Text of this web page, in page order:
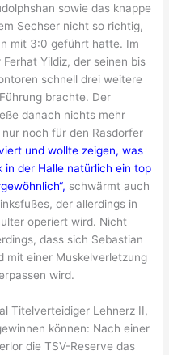
sowie das knappe
Sechser nicht so richtig,
mit 3:0 geführt hatte. Im
Yildiz, der seinen bis
schnell drei weitere
brachte. Der
danach nichts mehr
noch für den Rasdorfer
und wollte zeigen, was
in der Halle natürlich ein top
schwärmt auch
der allerdings in
operiert wird. Nicht
dass sich Sebastian
mit einer Muskelverletzung
wird.
Titelverteidiger Lehnerz II,
können: Nach einer
die TSV-Reserve das